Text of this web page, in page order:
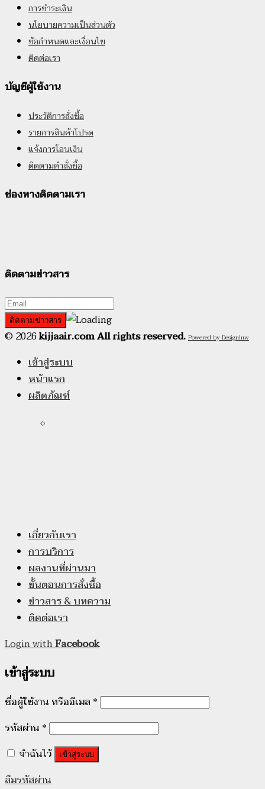
การชำระเงิน
นโยบายความเป็นส่วนตัว
ข้อกำหนดและเงื่อนไข
ติดต่อเรา
บัญชีผู้ใช้งาน
ประวัติการสั่งซื้อ
รายการสินค้าโปรด
แจ้งการโอนเงิน
ติดตามคำสั่งซื้อ
ช่องทางติดตามเรา
ติดตามข่าวสาร
© 2026kijjaair.com All rights reserved. Powered by Designlnw
เข้าสู่ระบบ
หน้าแรก
ผลิตภัณฑ์
เกี่ยวกับเรา
การบริการ
ผลงานที่ผ่านมา
ขั้นตอนการสั่งซื้อ
ข่าวสาร & บทความ
ติดต่อเรา
Login withFacebook
เข้าสู่ระบบ
ชื่อผู้ใช้งาน หรืออีเมล *
รหัสผ่าน *
จำฉันไว้
เข้าสู่ระบบ
ลืมรหัสผ่าน